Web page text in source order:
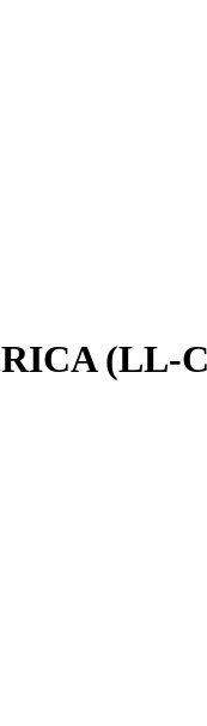
(LL-